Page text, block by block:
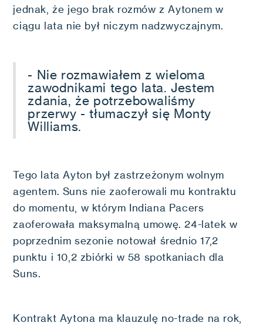
jednak, że jego brak rozmów z Aytonem w
ciągu lata nie był niczym nadzwyczajnym.
- Nie rozmawiałem z wieloma
zawodnikami tego lata. Jestem
zdania, że potrzebowaliśmy
przerwy - tłumaczył się Monty
Williams.
Tego lata Ayton był zastrzeżonym wolnym
agentem. Suns nie zaoferowali mu kontraktu
do momentu, w którym Indiana Pacers
zaoferowała maksymalną umowę. 24-latek w
poprzednim sezonie notował średnio 17,2
punktu i 10,2 zbiórki w 58 spotkaniach dla
Suns.
Kontrakt Aytona ma klauzulę no-trade na rok,